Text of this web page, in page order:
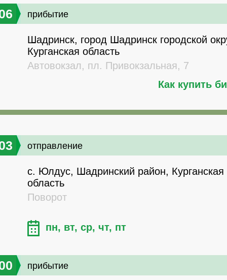
прибытие
Шадринск, город Шадринск городской
Курганская область
Автовокзал, пл. Привокзальная, 7
Как купить
отправление
с. Юлдус, Шадринский район, Курганская
область
Поворот
пн, вт, ср, чт, пт
прибытие